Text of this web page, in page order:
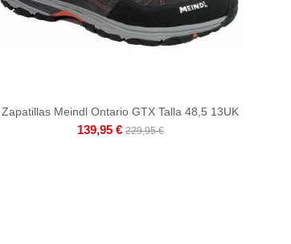
Zapatillas Meindl Ontario GTX Talla 48,5 13UK
139,95 € 229,95 €